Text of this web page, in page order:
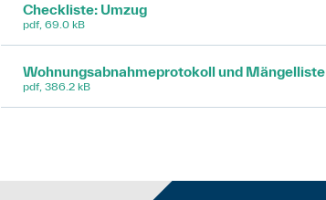
Checkliste: Umzug
pdf, 69.0 kB
Wohnungsabnahmeprotokoll und Mängelliste
pdf, 386.2 kB